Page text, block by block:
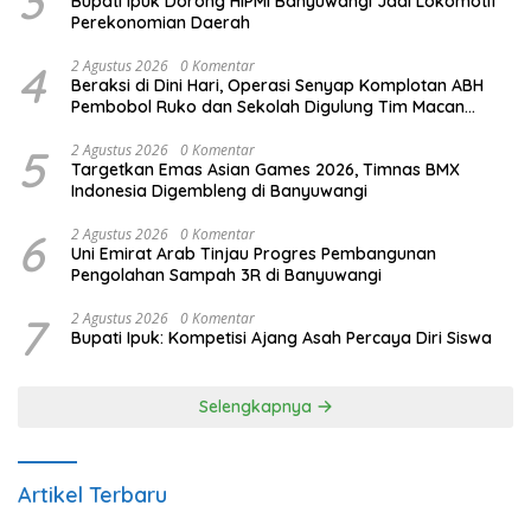
Perekonomian Daerah
4 2 Agustus 2026 0 Komentar
Beraksi di Dini Hari, Operasi Senyap Komplotan ABH
Pembobol Ruko dan Sekolah Digulung Tim Macan
5 2 Agustus 2026 0 Komentar
Targetkan Emas Asian Games 2026, Timnas BMX
Indonesia Digembleng di Banyuwangi
6 2 Agustus 2026 0 Komentar
Uni Emirat Arab Tinjau Progres Pembangunan
Pengolahan Sampah 3R di Banyuwangi
7 2 Agustus 2026 0 Komentar
Bupati Ipuk: Kompetisi Ajang Asah Percaya Diri Siswa
Selengkapnya
Artikel Terbaru